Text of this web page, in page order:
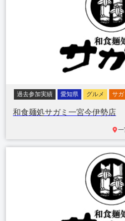
過去参加実績 愛知県 グルメ サガ
和食麺処サガミ一宮今伊勢店